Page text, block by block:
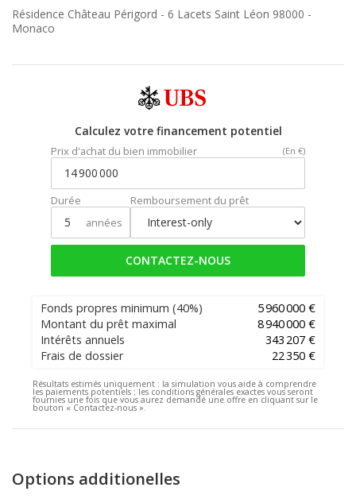
Résidence Château Périgord - 6 Lacets Saint Léon 98000 -
Monaco
Calculez votre financement potentiel
Prix d'achat du bien immobilier (En €)
Durée
années
Remboursement du prêt
CONTACTEZ-NOUS
Fonds propres minimum (40%)
5 960 000 €
Montant du prêt maximal
8 940 000 €
Intérêts annuels
343 207 €
Frais de dossier
22 350 €
Résultats estimés uniquement : la simulation vous aide à comprendre
les paiements potentiels ; les conditions générales exactes vous seront
fournies une fois que vous aurez demandé une offre en cliquant sur le
bouton « Contactez-nous ».
Options additionelles